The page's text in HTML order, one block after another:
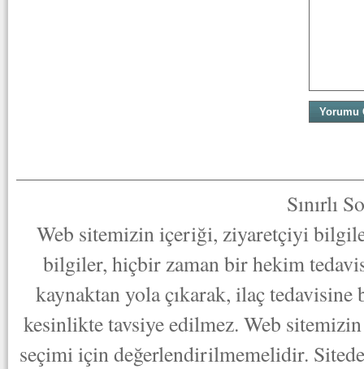
Sınırlı
Web sitemizin içeriği, ziyaretçiyi
bilgiler, hiçbir zaman bir hekim
kaynaktan yola çıkarak, ilaç
kesinlikte tavsiye edilmez. Web
seçimi için değerlendirilmemelidir.